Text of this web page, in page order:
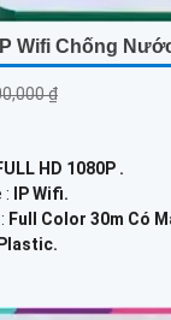
Wifi Chống
₫
HD 1080P .
:
IP Wifi.
Full Color 30m Có